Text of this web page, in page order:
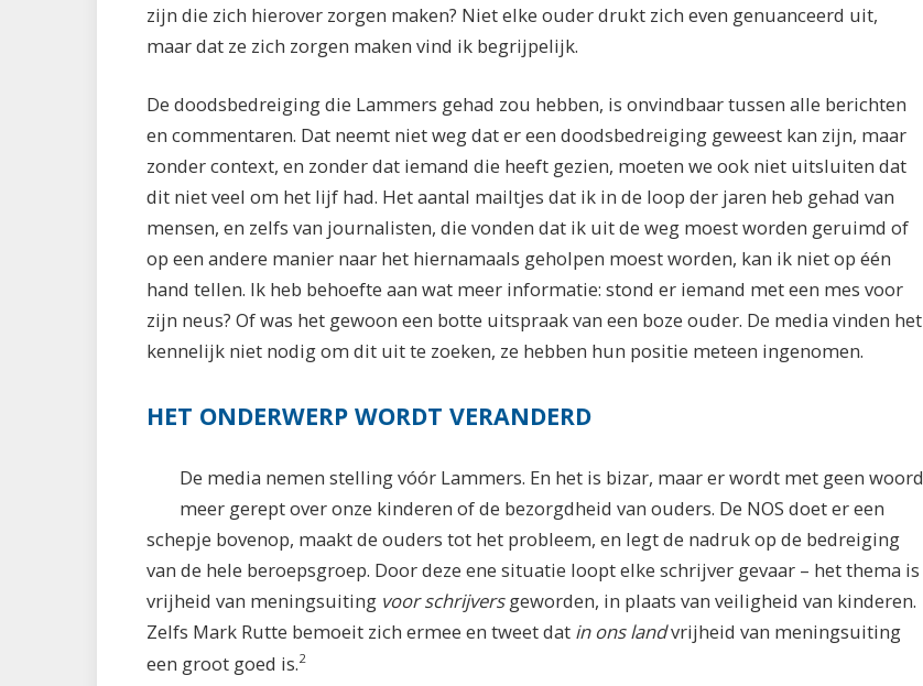
zijn die zich hierover zorgen maken? Niet elke ouder drukt zich even genuanceerd uit,
maar dat ze zich zorgen maken vind ik begrijpelijk.
De doodsbedreiging die Lammers gehad zou hebben, is onvindbaar tussen alle berichten
en commentaren. Dat neemt niet weg dat er een doodsbedreiging geweest kan zijn, maar
zonder context, en zonder dat iemand die heeft gezien, moeten we ook niet uitsluiten dat
dit niet veel om het lijf had. Het aantal mailtjes dat ik in de loop der jaren heb gehad van
mensen, en zelfs van journalisten, die vonden dat ik uit de weg moest worden geruimd of
op een andere manier naar het hiernamaals geholpen moest worden, kan ik niet op één
hand tellen. Ik heb behoefte aan wat meer informatie: stond er iemand met een mes voor
zijn neus? Of was het gewoon een botte uitspraak van een boze ouder. De media vinden het
kennelijk niet nodig om dit uit te zoeken, ze hebben hun positie meteen ingenomen.
HET ONDERWERP WORDT VERANDERD
De media nemen stelling vóór Lammers. En het is bizar, maar er wordt met geen woord
meer gerept over onze kinderen of de bezorgdheid van ouders. De NOS doet er een
schepje bovenop, maakt de ouders tot het probleem, en legt de nadruk op de bedreiging
van de hele beroepsgroep. Door deze ene situatie loopt elke schrijver gevaar – het thema is
vrijheid van meningsuiting voor schrijversgeworden, in plaats van veiligheid van kinderen.
Zelfs Mark Rutte bemoeit zich ermee en tweet dat in ons landvrijheid van meningsuiting
een groot goed is.2